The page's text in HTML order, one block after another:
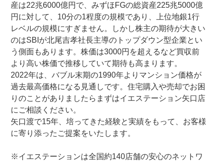
産は22兆6000億円で、みずほFGの総資産225兆5000億
円に対して、10分の1程度の規模であり、上位地銀1行
レベルの規模にすぎません。しかし株主の期待が大きい
のはSBIが北尾吉孝社長主導のトップダウン型企業とい
う側面もあります。株価は3000円を超えるなど買収前
より高い株価で推移していて期待も高まります。
2022年は、バブル末期の1990年よりマンション価格が
過去最高価格になる見通しです。住宅購入や売却でお困
りのことがありましたらまずはイエステーション矢口店
にご相談ください。
矢口渡で15年、培ってきた経験と実績をもって、お客様
に寄り添ったご提案をいたします。
※イエステーションは全国約140店舗の安心のネットワ